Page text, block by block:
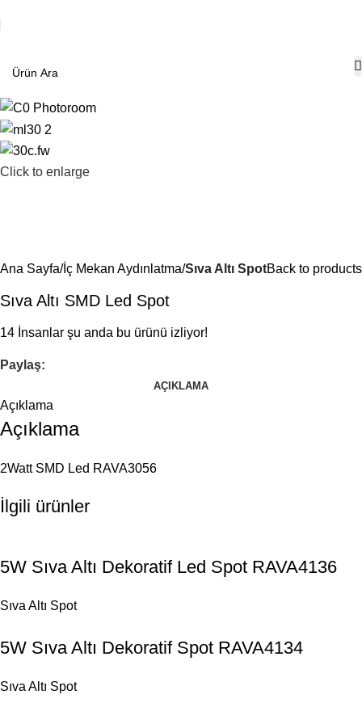
Click to enlarge
Ana Sayfa İç Mekan Aydınlatma Sıva Altı SpotBack to products
Sıva Altı SMD Led Spot
14 İnsanlar şu anda bu ürünü izliyor!
Paylaş:
AÇIKLAMA
Açıklama
Açıklama
2Watt SMD Led RAVA3056
İlgili ürünler
5W Sıva Altı Dekoratif Led Spot RAVA4136
Sıva Altı Spot
5W Sıva Altı Dekoratif Spot RAVA4134
Sıva Altı Spot